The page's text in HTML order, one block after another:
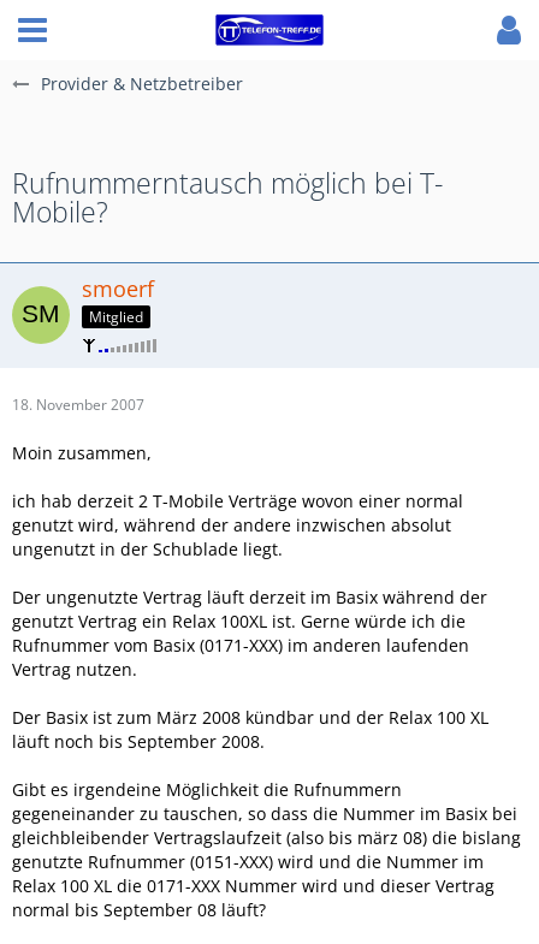
Provider & Netzbetreiber
Rufnummerntausch möglich bei T-
Mobile?
smoerf
Mitglied
18. November 2007
Moin zusammen,
ich hab derzeit 2 T-Mobile Verträge wovon einer normal
genutzt wird, während der andere inzwischen absolut
ungenutzt in der Schublade liegt.
Der ungenutzte Vertrag läuft derzeit im Basix während der
genutzt Vertrag ein Relax 100XL ist. Gerne würde ich die
Rufnummer vom Basix (0171-XXX) im anderen laufenden
Vertrag nutzen.
Der Basix ist zum März 2008 kündbar und der Relax 100 XL
läuft noch bis September 2008.
Gibt es irgendeine Möglichkeit die Rufnummern
gegeneinander zu tauschen, so dass die Nummer im Basix bei
gleichbleibender Vertragslaufzeit (also bis märz 08) die bislang
genutzte Rufnummer (0151-XXX) wird und die Nummer im
Relax 100 XL die 0171-XXX Nummer wird und dieser Vertrag
normal bis September 08 läuft?